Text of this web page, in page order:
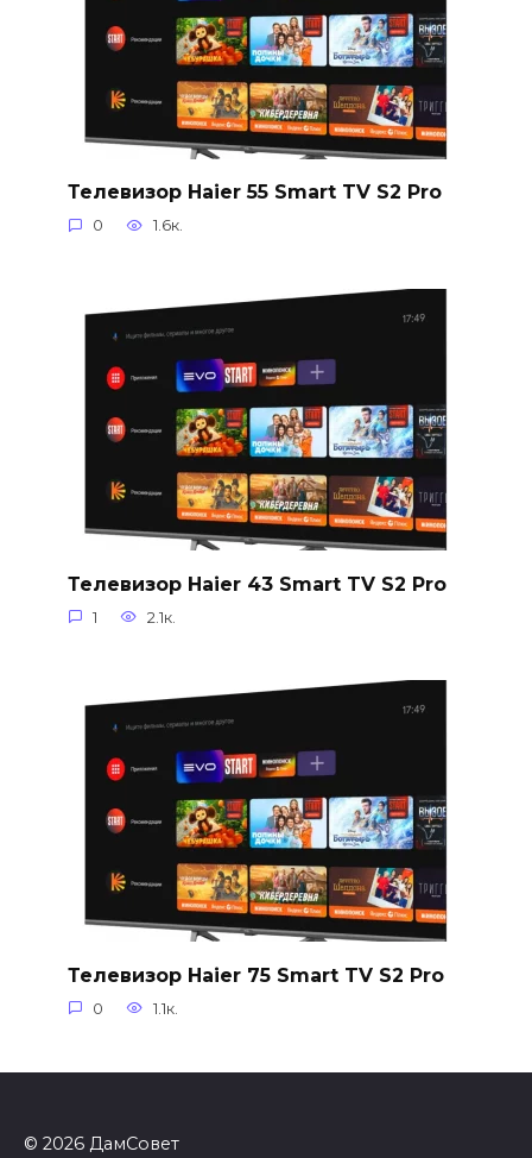
Телевизор Haier 55 Smart TV S2 Pro
0 1.6к.
Телевизор Haier 43 Smart TV S2 Pro
1 2.1к.
Телевизор Haier 75 Smart TV S2 Pro
0 1.1к.
© 2026 ДамСовет